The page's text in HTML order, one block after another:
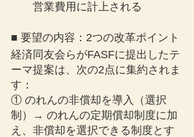
営業費用に計上される
■ 要望の内容：2つの改革ポイント
経済同友会らがFASFに提出したテ
ーマ提案は、次の2点に集約されま
す：
① のれんの非償却を導入（選択
制）→ のれんの定期償却制度に加
え、非償却を選択できる制度とす